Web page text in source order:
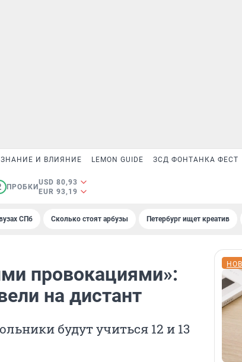
И ВЛИЯНИЕ LEMON GUIDE ЗСД ФОНТАНКА ФЕСТ
ПРОБКИ
USD 80,93
EUR 93,19
СПб Сколько стоят арбузы Петербург ищет креатив
провокациями»:
на дистант
будут учиться 12 и 13